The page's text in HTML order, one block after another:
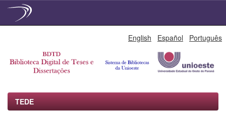
English Español Português
TEDE